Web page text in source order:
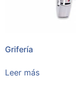
Grifería
Leer más